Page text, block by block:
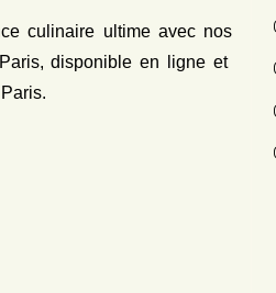
culinaire ultime avec nos
disponible en ligne et